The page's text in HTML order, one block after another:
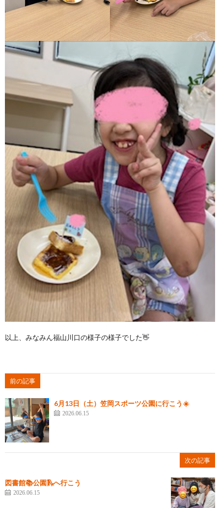
以上、みなみん福山川口の様子の様子でした👋
前の記事
6月13日（土）笠岡スポーツ公園に行こう☀️
2026.06.15
次の記事
図書館📚公園🛝へ行こう
2026.06.15